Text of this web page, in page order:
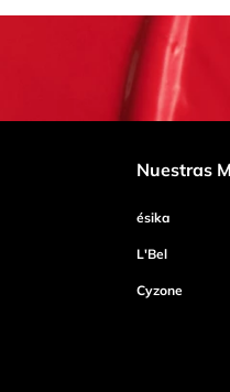
Título
Tu nombre
Nuestras
ésika
L'Bel
Cyzone